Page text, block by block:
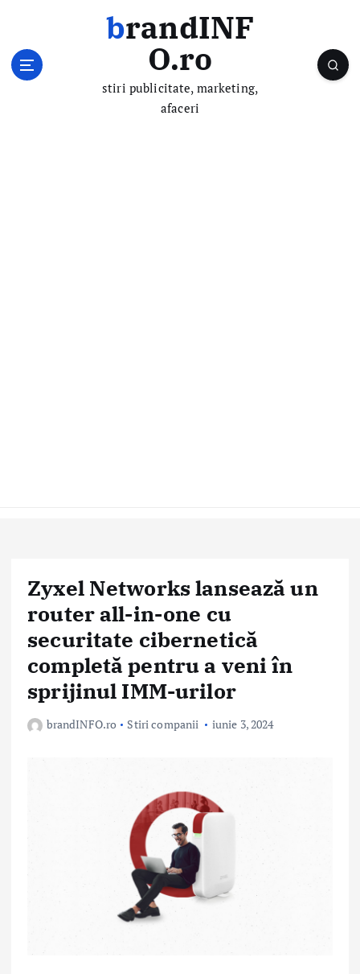
brandINF
O.ro
stiri publicitate, marketing,
afaceri
Zyxel Networks lansează un
router all-in-one cu
securitate cibernetică
completă pentru a veni în
sprijinul IMM-urilor
brandINFO.ro Stiri companii iunie 3, 2024